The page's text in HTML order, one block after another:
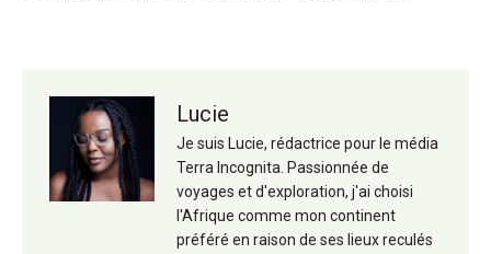
Lucie
Je suis Lucie, rédactrice pour le média
Terra Incognita. Passionnée de
voyages et d'exploration, j'ai choisi
l'Afrique comme mon continent
préféré en raison de ses lieux reculés